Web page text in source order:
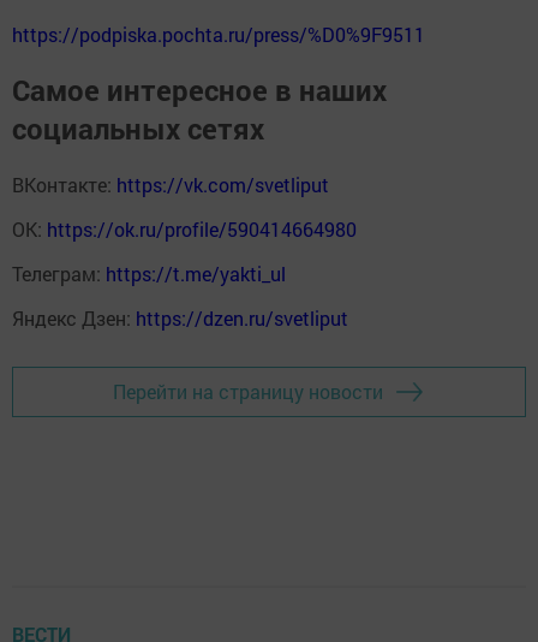
https://podpiska.pochta.ru/press/%D0%9F9511
Самое интересное в наших
социальных сетях
ВКонтакте: https://vk.com/svetliput
ОК: https://ok.ru/profile/590414664980
Телеграм: https://t.me/yakti_ul
Яндекс Дзен: https://dzen.ru/svetliput
Перейти на страницу новости
ВЕСТИ